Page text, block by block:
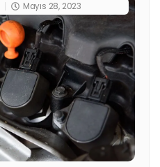
Mayıs 28, 2023